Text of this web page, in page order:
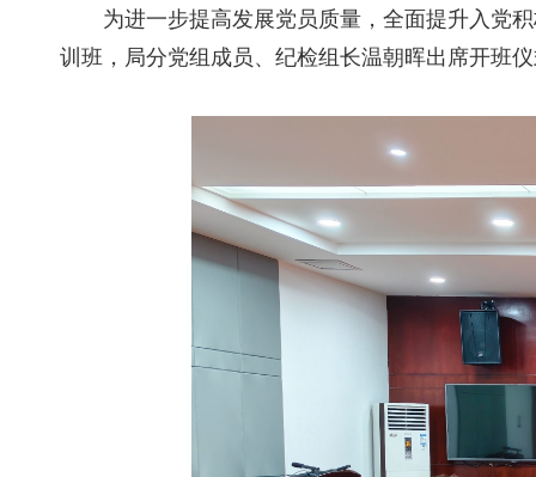
为进一步提高发展党员质量，全面提升入党
训班，局分党组成员、纪检组长温朝晖出席开班